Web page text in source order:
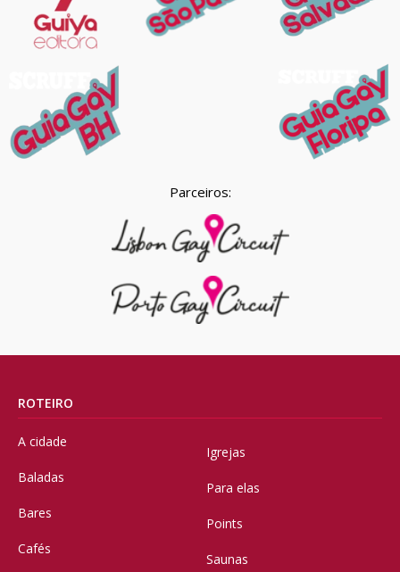
Parceiros:
ROTEIRO
A cidade
Baladas
Bares
Cafés
Igrejas
Para elas
Points
Saunas